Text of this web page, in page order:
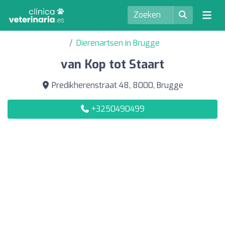
Dierenartsen in Brugge
van Kop tot Staart
Predikherenstraat 48, 8000, Brugge
+3250490499